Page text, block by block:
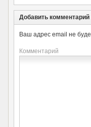
Добавить комментарий
Ваш адрес email не
Комментарий